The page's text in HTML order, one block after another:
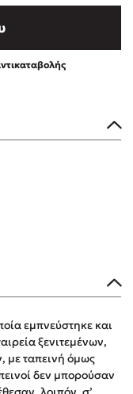
εμπνεύστηκε και
ξενιτεμένων,
με ταπεινή όμως
δεν μπορούσαν